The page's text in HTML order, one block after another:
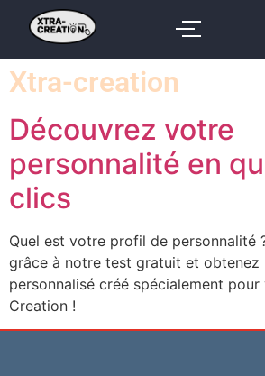
Xtra-creation
Découvrez votre
personnalité en
clics
Quel est votre profil de personnalité
grâce à notre test gratuit et obtenez
personnalisé créé spécialement
Creation !